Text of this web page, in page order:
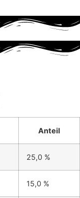
Anteil
25,0 %
15,0 %